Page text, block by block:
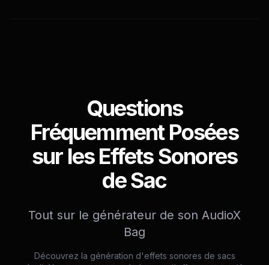
Questions
Fréquemment Posées
sur les Effets Sonores
de Sac
Tout sur le générateur de son AudioX
Bag
Découvrez la génération d'effets sonores de sacs